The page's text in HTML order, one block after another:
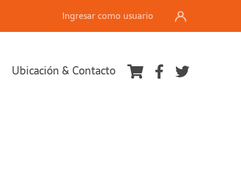
Ingresar como usuario
Ubicación & Contacto